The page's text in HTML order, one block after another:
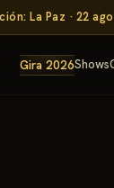
La Paz · 22
Gira 2026Shows